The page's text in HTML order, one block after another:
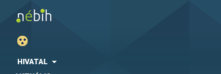
HIVATAL